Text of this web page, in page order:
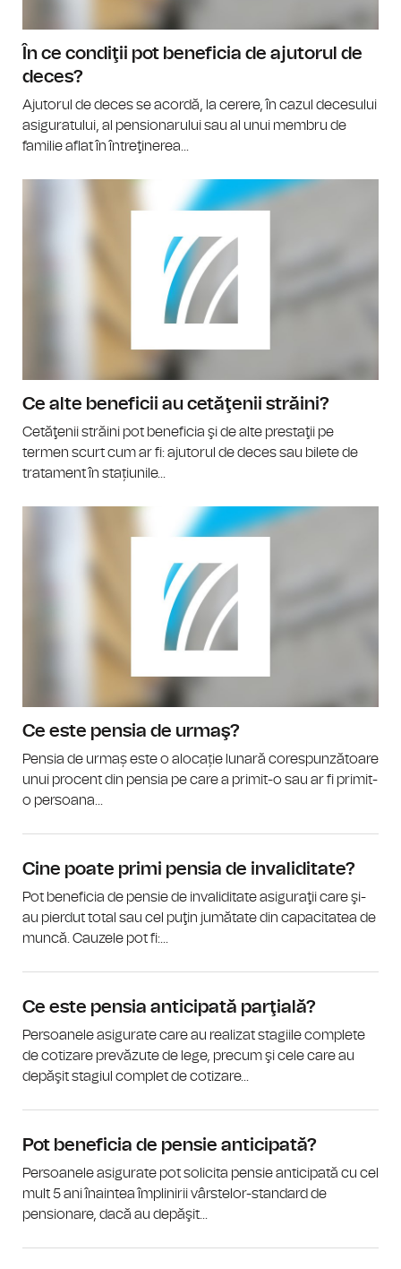
În ce condiţii pot beneficia de ajutorul de
deces?
Ajutorul de deces se acordă, la cerere, în cazul decesului
asiguratului, al pensionarului sau al unui membru de
familie aflat în întreţinerea...
Ce alte beneficii au cetăţenii străini?
Cetăţenii străini pot beneficia şi de alte prestaţii pe
termen scurt cum ar fi: ajutorul de deces sau bilete de
tratament în stațiunile...
Ce este pensia de urmaş?
Pensia de urmaș este o alocație lunară corespunzătoare
unui procent din pensia pe care a primit-o sau ar fi primit-
o persoana...
Cine poate primi pensia de invaliditate?
Pot beneficia de pensie de invaliditate asiguraţii care şi-
au pierdut total sau cel puţin jumătate din capacitatea de
muncă. Cauzele pot fi:...
Ce este pensia anticipată parţială?
Persoanele asigurate care au realizat stagiile complete
de cotizare prevăzute de lege, precum şi cele care au
depăşit stagiul complet de cotizare...
Pot beneficia de pensie anticipată?
Persoanele asigurate pot solicita pensie anticipată cu cel
mult 5 ani înaintea împlinirii vârstelor-standard de
pensionare, dacă au depăşit...